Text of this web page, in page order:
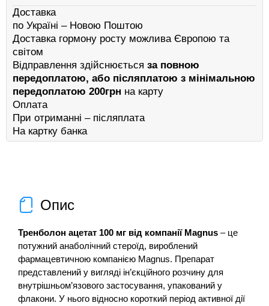
Доставка
по Україні – Новою Поштою
Доставка гормону росту можлива Європою та
світом
Відправлення здійснюється за повною
передоплатою, або післяплатою з мінімальною
передоплатою 200грн на карту
Оплата
При отриманні – післяплата
На картку банка
Опис
Тренболон ацетат 100 мг від компанії Magnus – це
потужний анаболічний стероїд, вироблений
фармацевтичною компанією Magnus. Препарат
представлений у вигляді ін’єкційного розчину для
внутрішньом’язового застосування, упакований у
флакони. У нього відносно короткий період активної дії